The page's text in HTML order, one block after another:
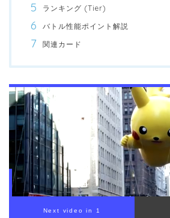
ランキング (Tier)
バトル性能ポイント解説
関連カード